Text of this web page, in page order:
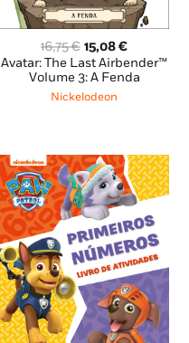
16,75€ O
preço
original
era:
15,08€O
preço
atual
Avatar: The Last Airbender™
Volume 3: A Fenda
Nickelodeon